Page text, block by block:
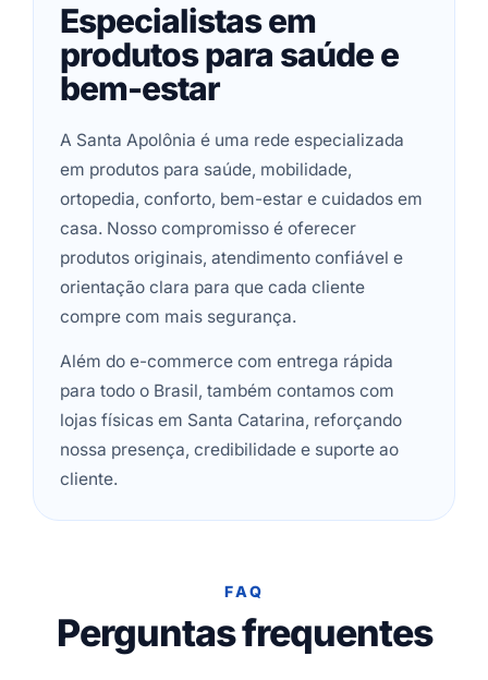
Especialistas em
produtos para saúde e
bem-estar
A Santa Apolônia é uma rede especializada
em produtos para saúde, mobilidade,
ortopedia, conforto, bem-estar e cuidados em
casa. Nosso compromisso é oferecer
produtos originais, atendimento confiável e
orientação clara para que cada cliente
compre com mais segurança.
Além do e-commerce com entrega rápida
para todo o Brasil, também contamos com
lojas físicas em Santa Catarina, reforçando
nossa presença, credibilidade e suporte ao
cliente.
FAQ
Perguntas frequentes